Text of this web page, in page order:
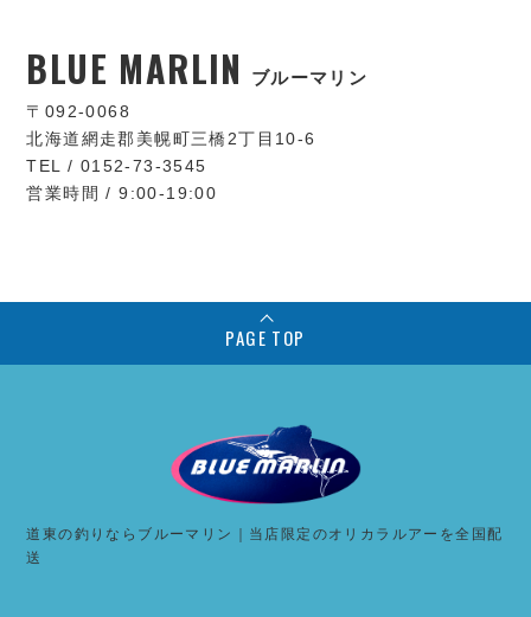
BLUE MARLIN ブルーマリン
〒092-0068
北海道網走郡美幌町三橋2丁目10-6
TEL / 0152-73-3545
営業時間 / 9:00-19:00
PAGE TOP
道東の釣りならブルーマリン｜当店限定のオリカラルアーを全国配
送